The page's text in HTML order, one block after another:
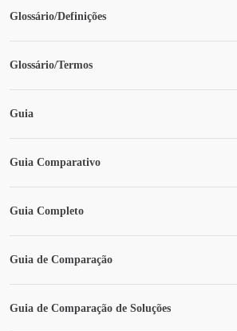
Glossário/Definições
Glossário/Termos
Guia
Guia Comparativo
Guia Completo
Guia de Comparação
Guia de Comparação de Soluções